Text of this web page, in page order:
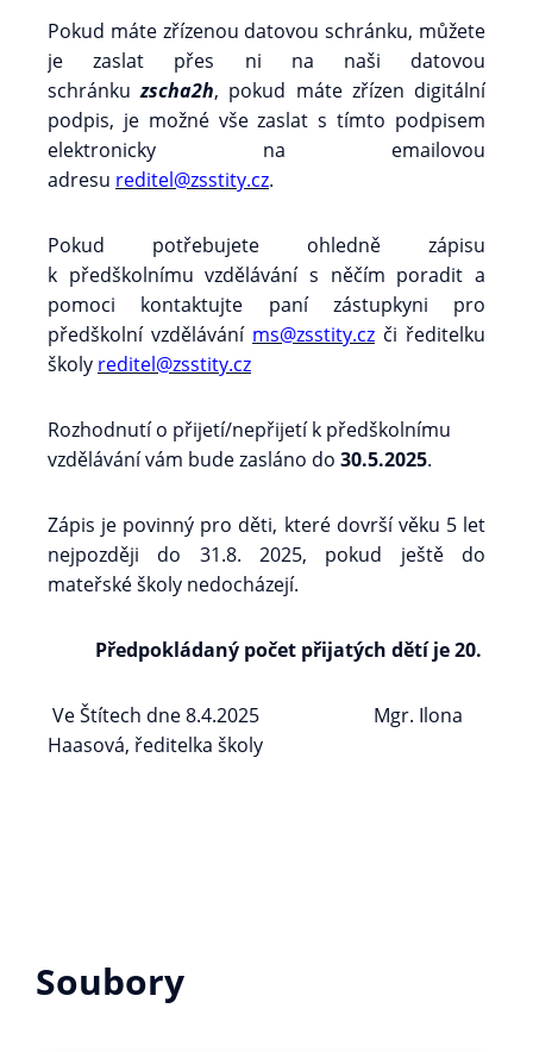
Pokud máte zřízenou datovou schránku, můžete
je zaslat přes ni na naši datovou
schránkuzscha2h, pokud máte zřízen digitální
podpis, je možné vše zaslat s tímto podpisem
elektronicky na emailovou
adresu reditel@zsstity.cz.
Pokud potřebujete ohledně zápisu
k předškolnímu vzdělávání s něčím poradit a
pomoci kontaktujte paní zástupkyni pro
předškolní vzdělávání ms@zsstity.cz či ředitelku
školy reditel@zsstity.cz
Rozhodnutí o přijetí/nepřijetí k předškolnímu
vzdělávání vám bude zasláno do 30.5.2025.
Zápis je povinný pro děti, které dovrší věku 5 let
nejpozději do 31.8. 2025, pokud ještě do
mateřské školy nedocházejí.
Předpokládaný počet přijatých dětí je 20.
Ve Štítech dne 8.4.2025 Mgr. Ilona
Haasová, ředitelka školy
Soubory